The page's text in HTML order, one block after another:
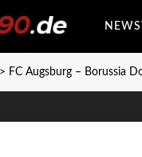
> FC Augsburg – Borussia